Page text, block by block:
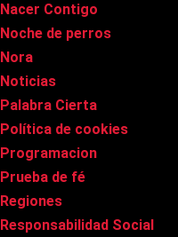
Nacer Contigo
Noche de perros
Nora
Noticias
Palabra Cierta
Política de cookies
Programacion
Prueba de fé
Regiones
Responsabilidad Social